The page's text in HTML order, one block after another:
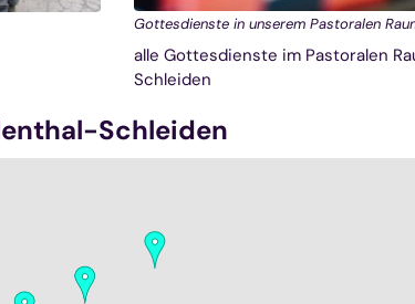
Gottesdienste in unserem Pastoralen
alle Gottesdienste im Pastoralen
Schleiden
Schleiden